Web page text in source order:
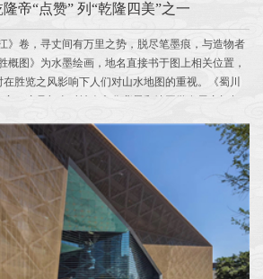
帝“点赞” 列“乾隆四美”之一
》卷，寻丈间有万里之势，脱尽笔墨痕，与造物者
概图》为水墨绘画，地名直接书于图上相关位置，
胜览之风影响下人们对山水地图的重视。《蜀川